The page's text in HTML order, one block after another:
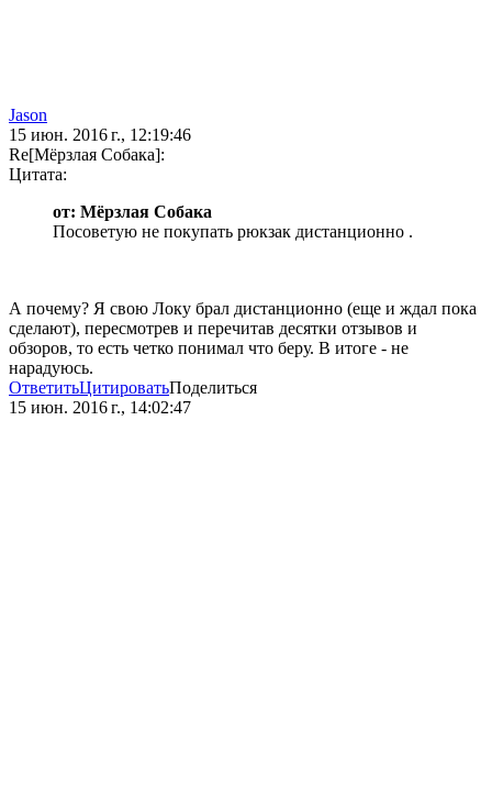
Jason
15 июн. 2016 г., 12:19:46
Re[Мёрзлая Собака]:
Цитата:
от: Мёрзлая Собака
Посоветую не покупать рюкзак дистанционно .
А почему? Я свою Локу брал дистанционно (еще и ждал пока
сделают), пересмотрев и перечитав десятки отзывов и
обзоров, то есть четко понимал что беру. В итоге - не
нарадуюсь.
ОтветитьЦитироватьПоделиться
15 июн. 2016 г., 14:02:47